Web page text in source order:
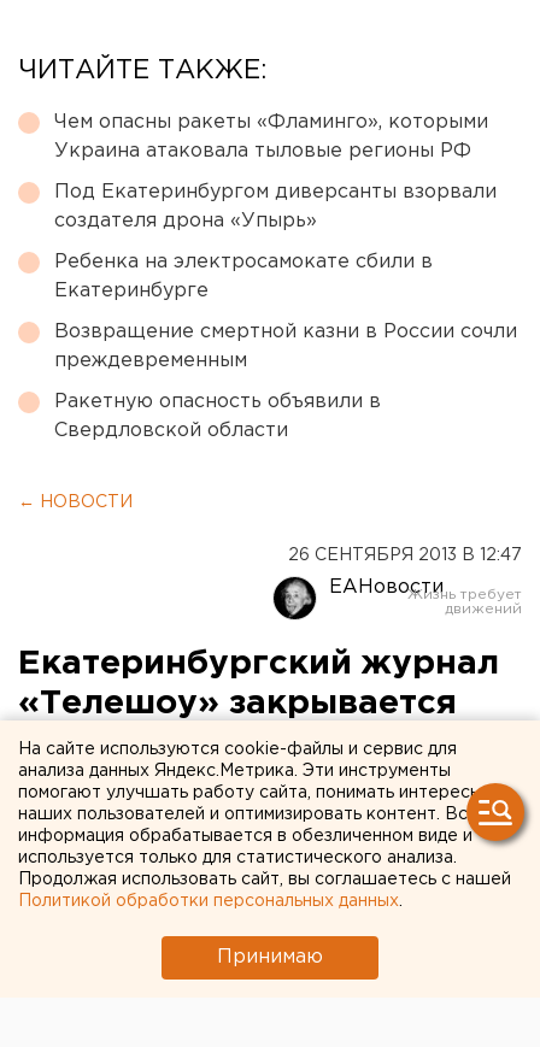
ЧИТАЙТЕ ТАКЖЕ:
Чем опасны ракеты «Фламинго», которыми
Украина атаковала тыловые регионы РФ
Под Екатеринбургом диверсанты взорвали
создателя дрона «Упырь»
Ребенка на электросамокате сбили в
Екатеринбурге
Возвращение смертной казни в России сочли
преждевременным
Ракетную опасность объявили в
Свердловской области
← НОВОСТИ
26 СЕНТЯБРЯ 2013 В 12:47
ЕАНовости
Екатеринбургский журнал
«Телешоу» закрывается
Журнал «Телешоу» закрывают.
Закрывается один из проектов медиахолдинга
«Абак-Пресс» - журнал «Телешоу» - об этом на
своей страничке в «Facebook» сообщила
руководитель проекта Елена Горобинская. По ее
«Мы работаем так же качественно, красиво и честно,
На сайте используются cookie-файлы и сервис для
анализа данных Яндекс.Метрика. Эти инструменты
помогают улучшать работу сайта, понимать интересы
наших пользователей и оптимизировать контент. Вся
информация обрабатывается в обезличенном виде и
используется только для статистического анализа.
Продолжая использовать сайт, вы соглашаетесь с нашей
Политикой обработки персональных данных
Принимаю